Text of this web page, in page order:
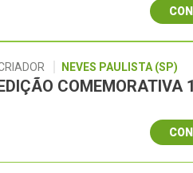
NEVES PAULISTA (SP)
COMEMORATIVA